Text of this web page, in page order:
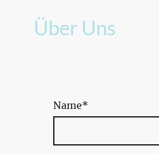
Über Uns
Name*